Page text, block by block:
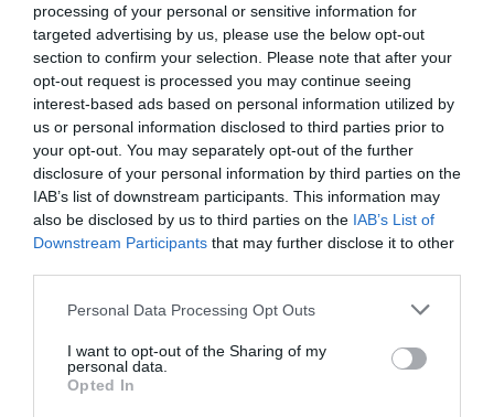
processing of your personal or sensitive information for
targeted advertising by us, please use the below opt-out
section to confirm your selection. Please note that after your
opt-out request is processed you may continue seeing
interest-based ads based on personal information utilized by
us or personal information disclosed to third parties prior to
your opt-out. You may separately opt-out of the further
disclosure of your personal information by third parties on the
IAB’s list of downstream participants. This information may
also be disclosed by us to third parties on the IAB’s List of
Downstream Participants that may further disclose it to other
Personal Data Processing Opt Outs
I want to opt-out of the Sharing of my
personal data.
Opted In
Παρακάτω μπορείτε να δείτε την ανάρτησή της: